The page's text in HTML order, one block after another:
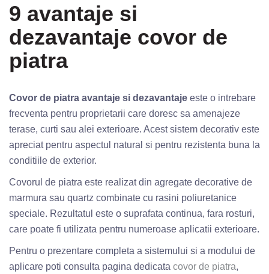
9 avantaje si
dezavantaje covor de
piatra
Covor de piatra avantaje si dezavantaje este o intrebare
frecventa pentru proprietarii care doresc sa amenajeze
terase, curti sau alei exterioare. Acest sistem decorativ este
apreciat pentru aspectul natural si pentru rezistenta buna la
conditiile de exterior.
Covorul de piatra este realizat din agregate decorative de
marmura sau quartz combinate cu rasini poliuretanice
speciale. Rezultatul este o suprafata continua, fara rosturi,
care poate fi utilizata pentru numeroase aplicatii exterioare.
Pentru o prezentare completa a sistemului si a modului de
aplicare poti consulta pagina dedicata covor de piatra,